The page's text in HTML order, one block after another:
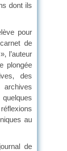
dont ils
pour
de
l’auteur
plongée
des
au
de